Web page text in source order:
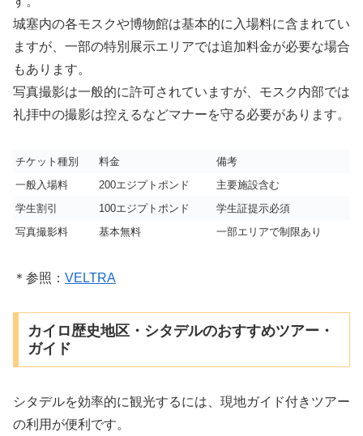
城塞内の各モスクや博物館は基本的に入場料に含まれてい
ますが、一部の特別展示エリアでは追加料金が必要な場合
もあります。
写真撮影は一般的に許可されていますが、モスク内部では
礼拝中の撮影は控えるなどマナーを守る必要があります。
チケット種別 料金
備考
一般入場料
200エジプトポンド
主要施設含む
学生割引
100エジプトポンド
学生証提示必須
写真撮影料
基本無料 一部エリアで制限あり
＊参照： VELTRA
カイロ歴史地区・シタデルのおすすめツアー・
ガイド
シタデルを効率的に観光するには、現地ガイド付きツアー
の利用が便利です。